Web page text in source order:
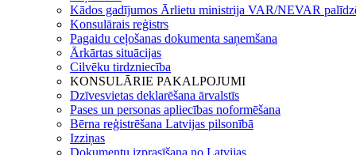
Kādos gadījumos Ārlietu ministrija VAR/NEVAR
Konsulārais reģistrs
Pagaidu ceļošanas dokumenta saņemšana
Ārkārtas situācijas
Cilvēku tirdzniecība
KONSULĀRIE PAKALPOJUMI
Dzīvesvietas deklarēšana ārvalstīs
Pases un personas apliecības noformēšana
Bērna reģistrēšana Latvijas pilsonībā
Izziņas
Dokumentu izprasīšana no Latvijas